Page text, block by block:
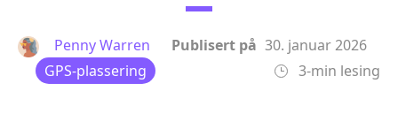
Penny Warren Publisert på 30. januar 2026
GPS-plassering
3-min lesing